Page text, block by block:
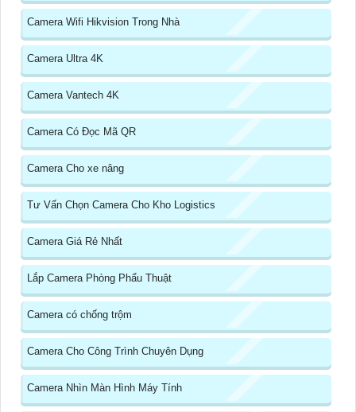
Camera Wifi Hikvision Trong Nhà
Camera Ultra 4K
Camera Vantech 4K
Camera Có Đọc Mã QR
Camera Cho xe nâng
Tư Vấn Chọn Camera Cho Kho Logistics
Camera Giá Rẻ Nhất
Lắp Camera Phòng Phẩu Thuật
Camera có chống trộm
Camera Cho Công Trình Chuyên Dụng
Camera Nhìn Màn Hình Máy Tính